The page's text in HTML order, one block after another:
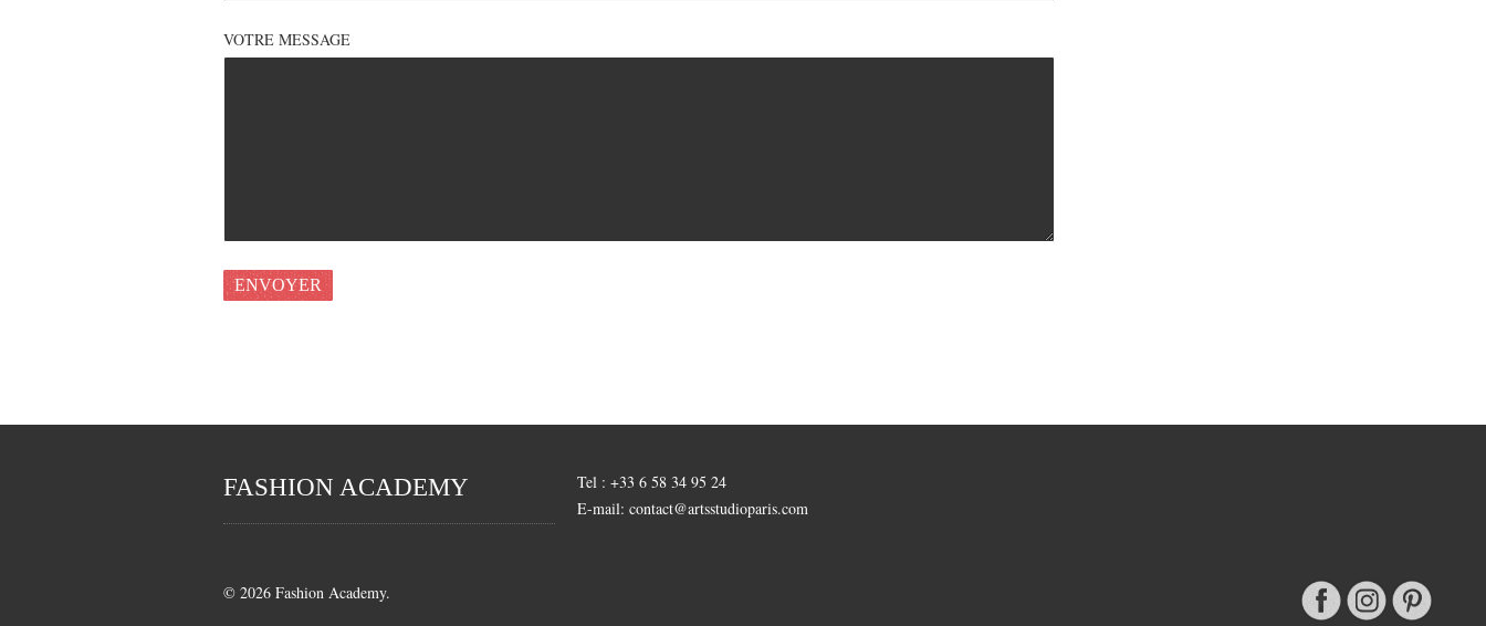
VOTRE MESSAGE
FASHION ACADEMY
Tel : +33 6 58 34 95 24
E-mail: contact@artsstudioparis.com
© 2026 Fashion Academy.